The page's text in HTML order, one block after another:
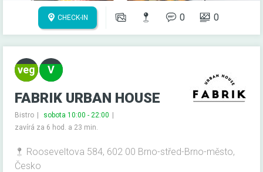
CHECK-IN 0 0
FABRIK URBAN HOUSE
Bistro
sobota 10:00 - 22:00
zavírá za 6 hod. a 23 min.
Rooseveltova 584, 602 00 Brno-střed-Brno-město,
Česko